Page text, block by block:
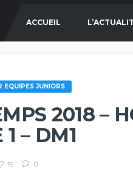
ACCUEIL
EQUIPES JUNIORS
2018 –
– DM1
15 0